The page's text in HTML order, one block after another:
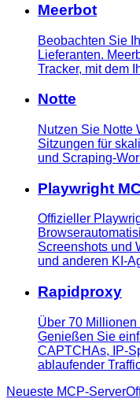
Meerbot
Beobachten Sie
Lieferanten.
Tracker, mit dem
Notte
Nutzen Sie Notte
Sitzungen für
und Scraping-
Playwright
Offizieller
Screenshots und
und anderen KI-
Rapidproxy
Über 70
Genießen Sie
CAPTCHAs, IP-
ablaufender
Neueste MCP-Server